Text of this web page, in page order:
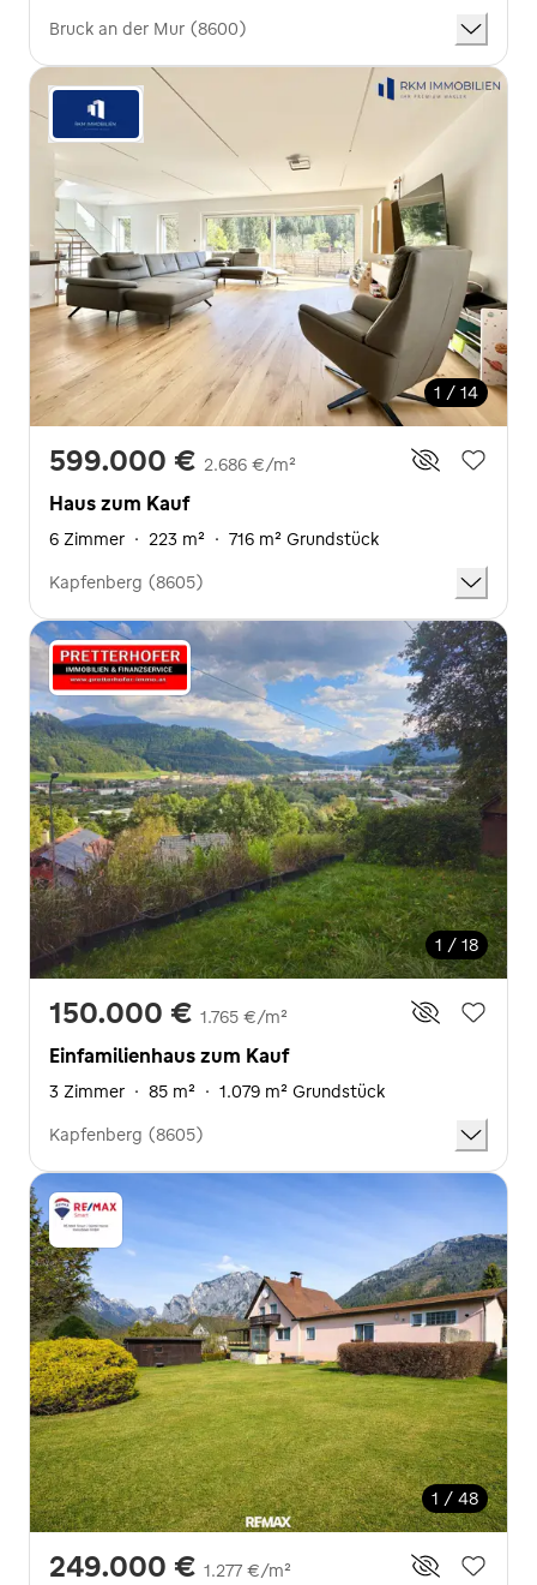
Bruck an der Mur (8600)
1 / 14
599.000 € 2.686 €/m²
Haus zum Kauf
6 Zimmer · 223 m² · 716 m² Grundstück
Kapfenberg (8605)
1 / 18
150.000 € 1.765 €/m²
Einfamilienhaus zum Kauf
3 Zimmer · 85 m² · 1.079 m² Grundstück
Kapfenberg (8605)
1 / 48
249.000 € 1.277 €/m²